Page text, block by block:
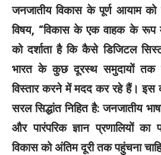
जनजातीय विकास के पूर्ण आयाम को
विषय, “विकास के एक वाहक के रूप में
को दर्शाता है कि कैसे डिजिटल
भारत के कुछ दूरस्थ समुदायों
विस्तार करने में मदद कर रहे हैं।
सरल सिद्धांत निहित है: जनजातीय
और पारंपरिक ज्ञान प्रणालियों का
विकास को अंतिम दूरी तक पहुंचना